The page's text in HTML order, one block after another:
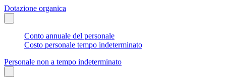
Dotazione organica
Conto annuale del personale
Costo personale tempo indeterminato
Personale non a tempo indeterminato